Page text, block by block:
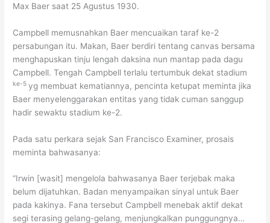
Max Baer saat 25 Agustus 1930.
Campbell memusnahkan Baer mencuaikan taraf ke-2
persabungan itu. Makan, Baer berdiri tentang canvas bersama
menghapuskan tinju lengah daksina nun mantap pada dagu
Campbell. Tengah Campbell terlalu tertumbuk dekat stadium
ke-5yg membuat kematiannya, pencinta ketupat meminta jika
Baer menyelenggarakan entitas yang tidak cuman sanggup
hadir sewaktu stadium ke-2.
Pada satu perkara sejak San Francisco Examiner, prosais
meminta bahwasanya:
“Irwin [wasit] mengelola bahwasanya Baer terjebak maka
belum dijatuhkan. Badan menyampaikan sinyal untuk Baer
pada kakinya. Fana tersebut Campbell menebak aktif dekat
segi terasing gelang-gelang, menjungkalkan punggungnya…